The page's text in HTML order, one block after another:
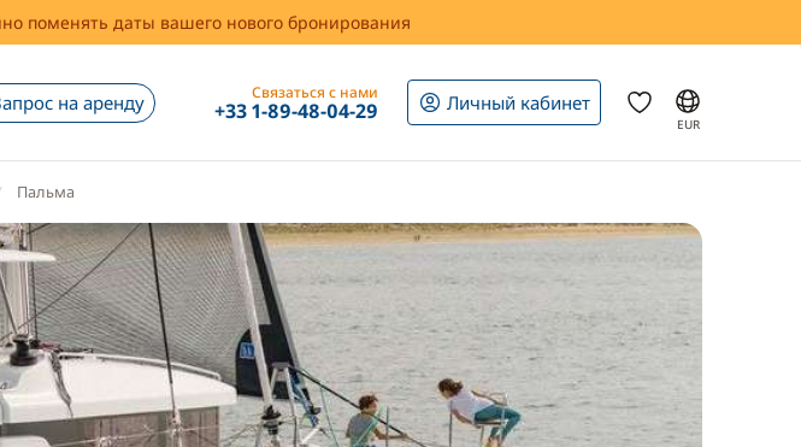
поменять даты вашего нового бронирования
на аренду Связаться с нами
+33 1-89-48-04-29 Личный кабинет
EUR
Пальма